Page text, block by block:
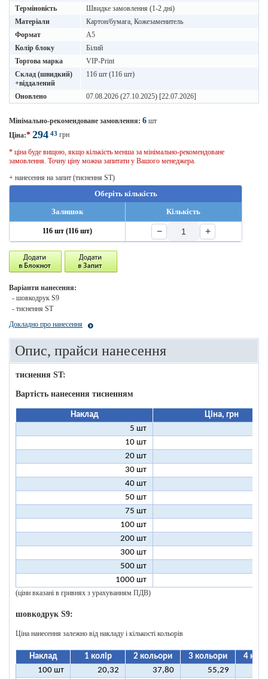
Терміновість
Швидке замовлення (1-2 дні)
Матеріали
Картон/бумага, Кожезаменитель
Формат
A5
Колір блоку
Білий
Торгова марка
VIP-Print
Склад (швидкий)
+віддалений
116 шт (116 шт)
Оновлено 07.08.2026 (27.10.2025) [22.07.2026]
Мінімально-рекомендоване замовлення: 6 шт
Ціна:* 294 43 грн
* ціна буде вищою, якщо кількість менша за мінімально-рекомендоване
замовлення. Точну ціну можна запитати у Вашого менеджера.
+ нанесення на запит (тиснення ST)
Оберіть кількість
Залишок
Кількість
116 шт (116 шт) − +
Варіанти нанесення:
- шовкодрук S9
- тиснення ST
Докладно про нанесення
Опис, прайси нанесення
тиснення ST:
Вартість нанесення тисненням
Наклад
Ціна, грн
5 шт
10 шт
20 шт
30 шт
40 шт
50 шт
75 шт
100 шт
200 шт
300 шт
500 шт
1000 шт
(ціни вказані в гривнях з урахуванням ПДВ)
шовкодрук S9:
Ціна нанесення залежно від накладу і кількості кольорів
Наклад 1 колір 2 кольори 3 кольори
4
100 шт
20,32 37,80 55,29